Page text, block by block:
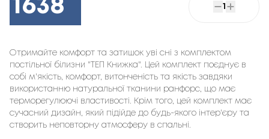
1638 1
Отримайте комфорт та затишок уві сні з комплектом
постільної білизни "ТЕП Книжка". Цей комплект поєднує в
собі м'якість, комфорт, витонченість та якість завдяки
використанню натуральної тканини ранфорс, що має
терморегулюючі властивості. Крім того, цей комплект має
сучасний дизайн, який підійде до будь-якого інтер'єру та
створить неповторну атмосферу в спальні.